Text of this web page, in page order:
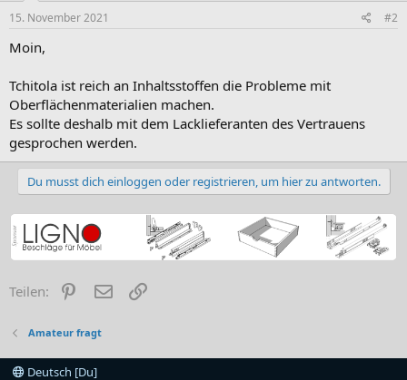
15. November 2021 #2
Moin,
Tchitola ist reich an Inhaltsstoffen die Probleme mit
Oberflächenmaterialien machen.
Es sollte deshalb mit dem Lacklieferanten des Vertrauens
gesprochen werden.
Du musst dich einloggen oder registrieren, um hier zu antworten.
Teilen: PinterestE-Mail
Amateur fragt
Deutsch [Du]